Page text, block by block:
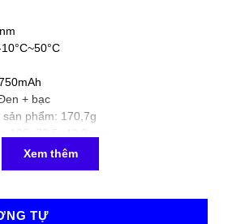
+ bạc
phẩm: 170,7g
USB
Hướng dẫn sử dụng tiếng Anh
Xem thêm
TỰ